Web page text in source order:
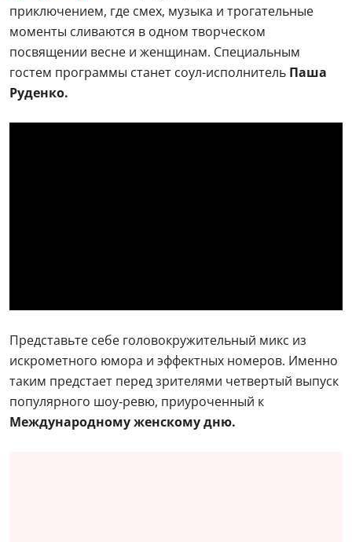
приключением, где смех, музыка и трогательные
моменты сливаются в одном творческом
посвящении весне и женщинам. Специальным
гостем программы станет соул-исполнитель Паша
Руденко.
Представьте себе головокружительный микс из
искрометного юмора и эффектных номеров. Именно
таким предстает перед зрителями четвертый выпуск
популярного шоу‑ревю, приуроченный к
Международному женскому дню.